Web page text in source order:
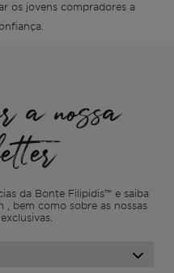
os jovens compradores a
a nossa
da Bonte Filipidis™ e saiba
, bem como sobre as nossas